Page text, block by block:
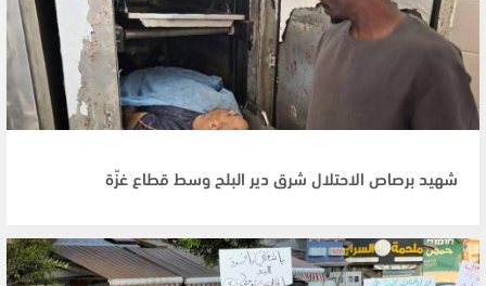
شهيد برصاص الاحتلال شرق دير البلح وسط قطاع غزّة